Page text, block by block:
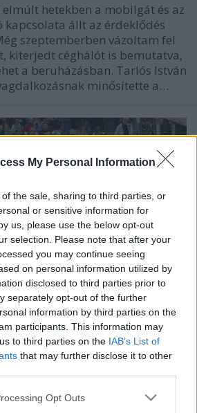
My Personal Information
the sale, sharing to third parties, or
or sensitive information for
us, please use the below opt-out
selection. Please note that after your
you may continue seeing
on personal information utilized by
disclosed to third parties prior to
separately opt-out of the further
information by third parties on the
participants. This information may
to third parties on the IAB’s List of
that may further disclose it to other
app uses one or more Google
Opt Outs
hetekben a mobilgát és az
állt az érdeklődés
szeptemberben vázoltam fel
kiterjedt céghálót is bemutatva,
a beruházásban. Tarlós István
minősítette a…
értek egyet Tarlós
11.